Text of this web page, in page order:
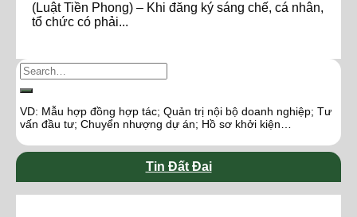
(Luật Tiền Phong) – Khi đăng ký sáng chế, cá nhân,
tổ chức có phải...
VD: Mẫu hợp đồng hợp tác; Quản trị nội bộ doanh nghiệp; Tư
vấn đầu tư; Chuyển nhượng dự án; Hồ sơ khởi kiện…
Tin Đất Đai